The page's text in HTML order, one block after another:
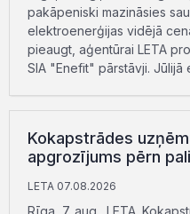
pakāpeniski mazināsies
elektroenerģijas vidējā
pieaugt, aģentūrai LETA
SIA "Enefit" pārstāvji. Jūlijā
Kokapstrādes
apgrozījums pērn
LETA 07.08.2026
Rīga, 7. aug., LETA.